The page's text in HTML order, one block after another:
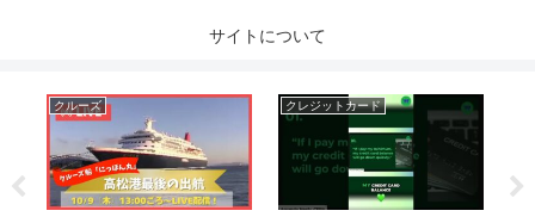
サイトについて
クルーズ クレジットカード